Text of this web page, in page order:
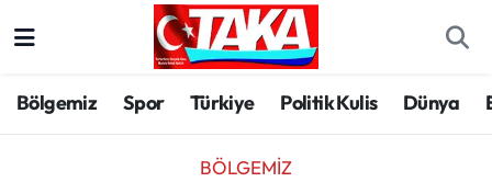
Bölgemiz Spor Türkiye Politik Kulis Dünya
BÖLGEMIZ
Spor
Trabzon Hava Durumu